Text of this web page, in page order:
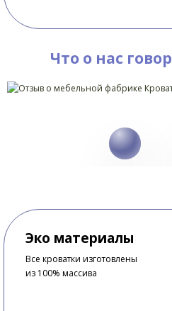
Что о нас
Эко материалы
Все кроватки изготовлены
из 100% массива